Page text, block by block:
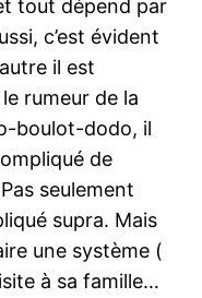
tout dépend par
c’est évident
il est
rumeur de la
boulot-dodo, il
de
seulement
supra. Mais
une système (
à sa famille…